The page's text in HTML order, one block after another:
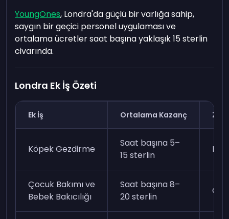
YoungOnes, Londra'da güçlü bir varlığa sahip,
saygın bir geçici personel uygulaması ve
ortalama ücretler saat başına yaklaşık 15 sterlin
civarında.
Londra Ek İş Özeti
Ek İş Ortalama Kazanç
Köpek Gezdirme
Saat başına 5–
15 sterlin
Çocuk Bakımı ve
Bebek Bakıcılığı
Saat başına 8–
20 sterlin